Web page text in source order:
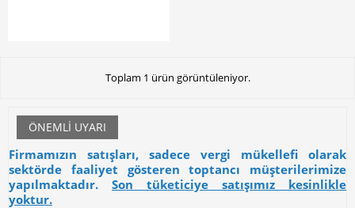
Toplam 1 ürün görüntüleniyor.
ÖNEMLI UYARI
Firmamızın satışları, sadece vergi mükellefi olarak
sektörde faaliyet gösteren toptancı müşterilerimize
yapılmaktadır. Son tüketiciye satışımız kesinlikle
yoktur.